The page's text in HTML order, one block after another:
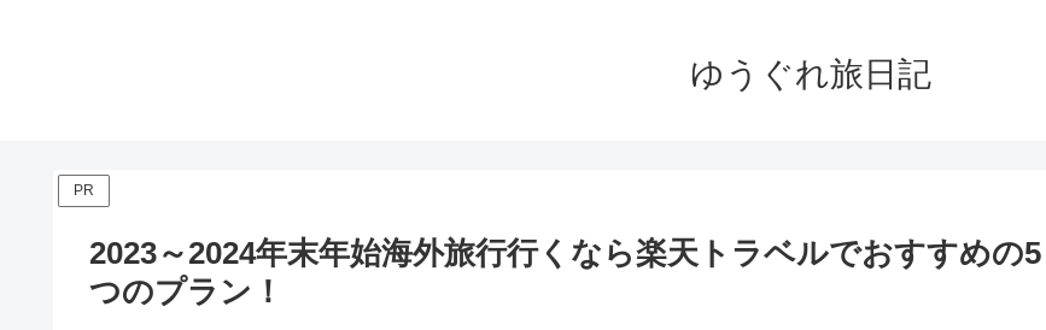
ゆうぐれ旅日記
PR
2023～2024年末年始海外旅行行くなら楽天トラベルでおすすめの5
つのプラン！